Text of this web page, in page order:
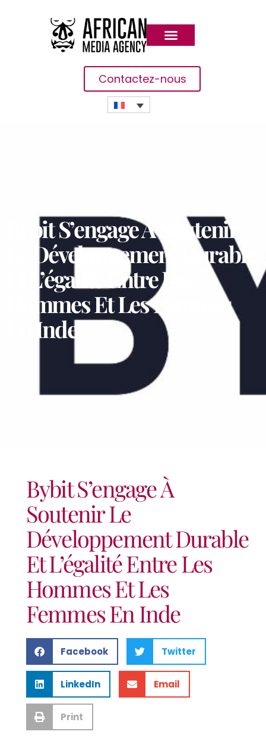
Contactez-nous
Bybit S’engage À Soutenir
Le Développement Durable
Et L’égalité Entre Les
Hommes Et Les Femmes
En Inde
Bybit S’engage À
Soutenir Le
Développement Durable
Et L’égalité Entre Les
Hommes Et Les
Femmes En Inde
Facebook Twitter
LinkedIn Email
Print